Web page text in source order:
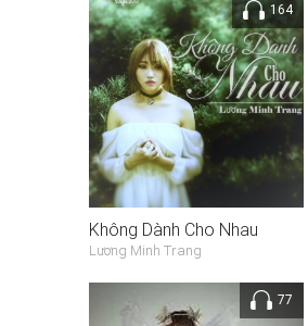
164
Không Dành Cho Nhau
Lương Minh Trang
77